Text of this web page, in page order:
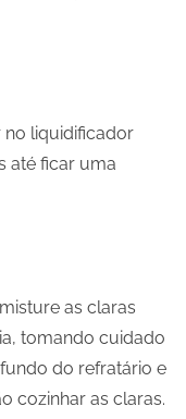
no liquidificador
até ficar uma
as claras
tomando cuidado
do refratário e
cozinhar as claras.